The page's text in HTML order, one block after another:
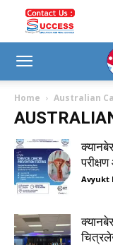
Home Australian
Avyukt